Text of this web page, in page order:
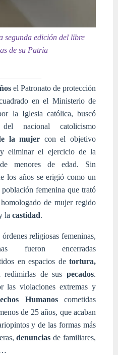
segunda edición del libre
de su Patria
el Patronato de protección
en el Ministerio de
la Iglesia católica, buscó
nacional catolicismo
la mujer con el objetivo
eliminar el ejercicio de la
menores de edad. Sin
los años se erigió como un
femenina que trató
homologado de mujer regido
la castidad.
religiosas femeninas,
fueron encerradas
en espacios de tortura,
redimirlas de suspecados.
las violaciones extremas y
Humanoscometidas
de 25 años, que acaban
y de las formas más
denunciasde familiares,